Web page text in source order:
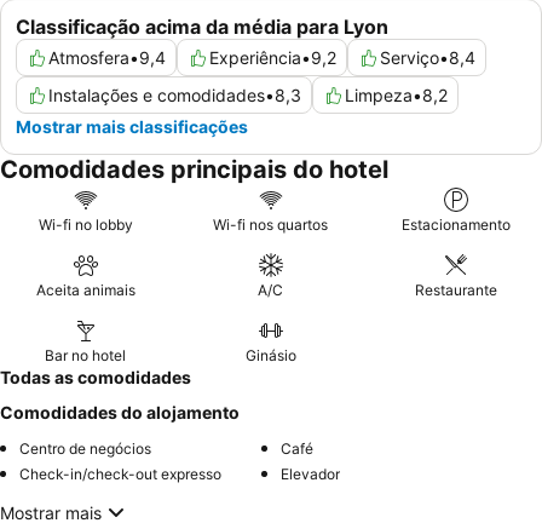
Classificação acima da média para Lyon
Atmosfera•9,4 Experiência•9,2 Serviço•8,4
Instalações e comodidades•8,3 Limpeza•8,2
Mostrar mais classificações
Comodidades principais do hotel
Wi-fi no lobby Wi-fi nos quartos Estacionamento
Aceita animais A/C Restaurante
Bar no hotel Ginásio
Todas as comodidades
Comodidades do alojamento
Centro de negócios
Café
Check-in/check-out expresso
Elevador
Mostrar mais